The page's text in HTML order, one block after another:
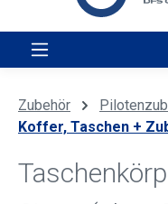
Zubehör
Koffer, Taschen +